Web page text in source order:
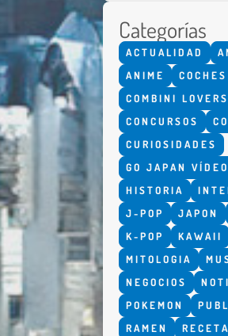
Categorías
ACTUALIDAD
ANIME
COCHES
COMBINI LOVERS
CONCURSOS
CURIOSIDADES
GO JAPAN
HISTORIA
J-POP
JAPON
K-POP
KAWAII
MITOLOGIA
NEGOCIOS
POKEMON
RAMEN